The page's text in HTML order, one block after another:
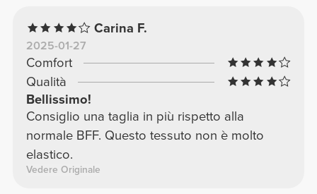
Carina F.
2025-01-27
Comfort
Qualità
Bellissimo!
Consiglio una taglia in più rispetto alla
normale BFF. Questo tessuto non è molto
elastico.
Vedere Originale